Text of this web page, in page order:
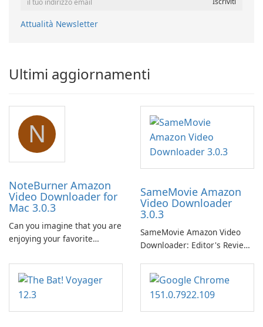
Attualità Newsletter
Ultimi aggiornamenti
N
NoteBurner Amazon
Video Downloader for
Mac 3.0.3
Can you imagine that you are
enjoying your favorite
lying on the beach, camping
in the woods or even during
your long commute to work
SameMovie Amazon
Video Downloader
3.0.3
SameMovie Amazon Video
Downloader: Editor's Review
Downloader is a desktop
utility for saving Amazon
Prime Video titles and other
Amazon web-player content